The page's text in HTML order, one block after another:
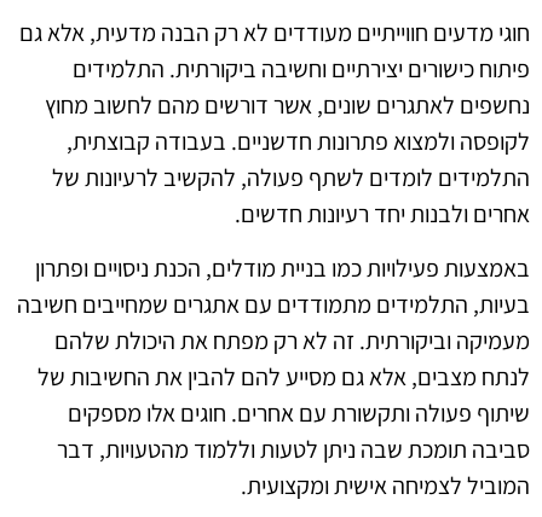
חוגי מדעים חווייתיים מעודדים לא רק הבנה מדעית, אלא גם
פיתוח כישורים יצירתיים וחשיבה ביקורתית. התלמידים
נחשפים לאתגרים שונים, אשר דורשים מהם לחשוב מחוץ
לקופסה ולמצוא פתרונות חדשניים. בעבודה קבוצתית,
התלמידים לומדים לשתף פעולה, להקשיב לרעיונות של
אחרים ולבנות יחד רעיונות חדשים.
באמצעות פעילויות כמו בניית מודלים, הכנת ניסויים ופתרון
בעיות, התלמידים מתמודדים עם אתגרים שמחייבים חשיבה
מעמיקה וביקורתית. זה לא רק מפתח את היכולת שלהם
לנתח מצבים, אלא גם מסייע להם להבין את החשיבות של
שיתוף פעולה ותקשורת עם אחרים. חוגים אלו מספקים
סביבה תומכת שבה ניתן לטעות וללמוד מהטעויות, דבר
המוביל לצמיחה אישית ומקצועית.